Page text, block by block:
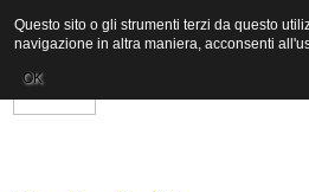
Questo sito o gli strumenti terzi da questo
navigazione in altra maniera, acconsenti
OK